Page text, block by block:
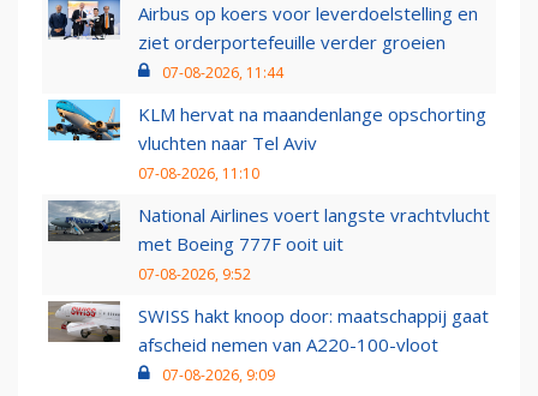
Airbus op koers voor leverdoelstelling en
ziet orderportefeuille verder groeien
07-08-2026, 11:44
KLM hervat na maandenlange opschorting
vluchten naar Tel Aviv
07-08-2026, 11:10
National Airlines voert langste vrachtvlucht
met Boeing 777F ooit uit
07-08-2026, 9:52
SWISS hakt knoop door: maatschappij gaat
afscheid nemen van A220-100-vloot
07-08-2026, 9:09